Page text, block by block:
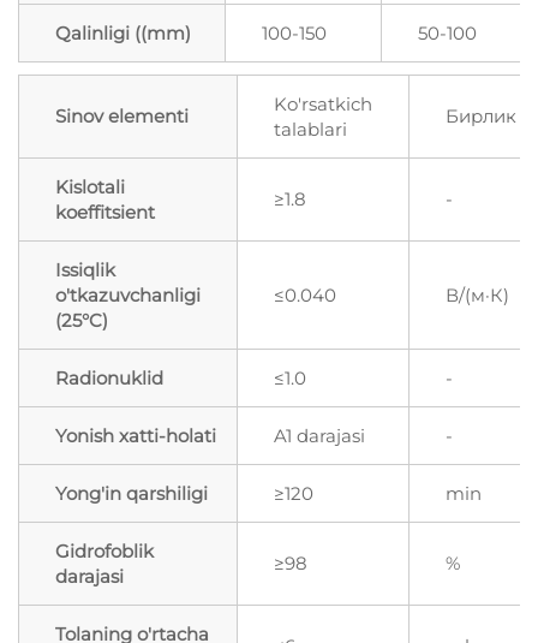
Qalinligi ((mm) 100-150 50-100
Sinov elementi
Ko'rsatkich
talablari
Бирлик
Kislotali
koeffitsient
≥1.8 -
Issiqlik
o'tkazuvchanligi
(25°C)
≤0.040 В/(м·К)
Radionuklid ≤1.0 -
Yonish xatti-holati A1 darajasi -
Yong'in qarshiligi ≥120 min
Gidrofoblik
darajasi
≥98 %
Tolaning o'rtacha